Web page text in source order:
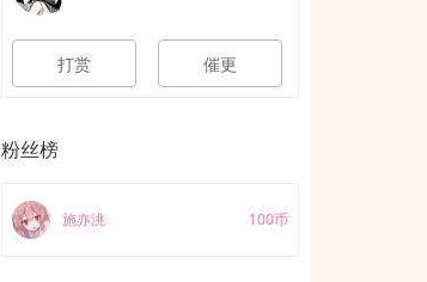
打赏 催更
粉丝榜
施亦洮 100币